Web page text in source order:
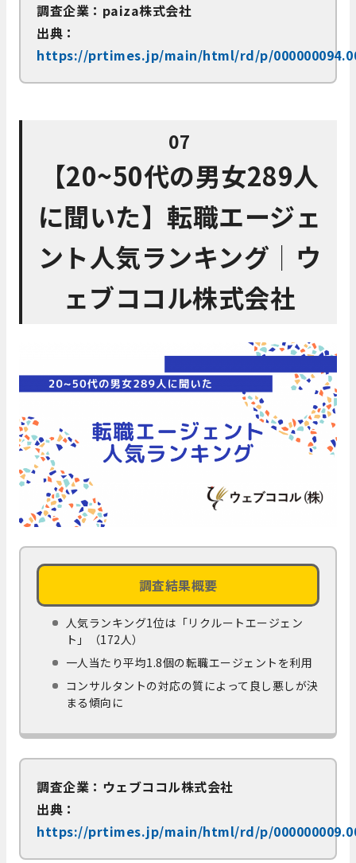
調査企業：paiza株式会社
出典：
https://prtimes.jp/main/html/rd/p/
07
【20~50代の男女289人
に聞いた】転職エージェ
ント人気ランキング│ウ
ェブココル株式会社
調査結果概要
人気ランキング1位は「リクルートエージェン
ト」（172人）
一人当たり平均1.8個の転職エージェントを利用
コンサルタントの対応の質によって良し悪しが決
まる傾向に
調査企業：ウェブココル株式会社
出典：
https://prtimes.jp/main/html/rd/p/